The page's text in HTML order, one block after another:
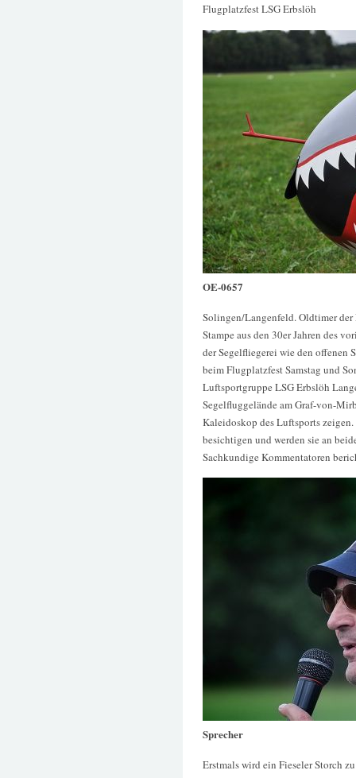
Flugplatzfest LSG Erbslöh
OE-0657
Solingen/Langenfeld. Oldtimer
Stampe aus den 30er Jahren des
der Segelfliegerei wie den offenen
beim Flugplatzfest Samstag und
Luftsportgruppe LSG Erbslöh
Segelfluggelände am Graf-von-
Kaleidoskop des Luftsports
besichtigen und werden sie an
Sachkundige Kommentatoren
Sprecher
Erstmals wird ein Fieseler Storch